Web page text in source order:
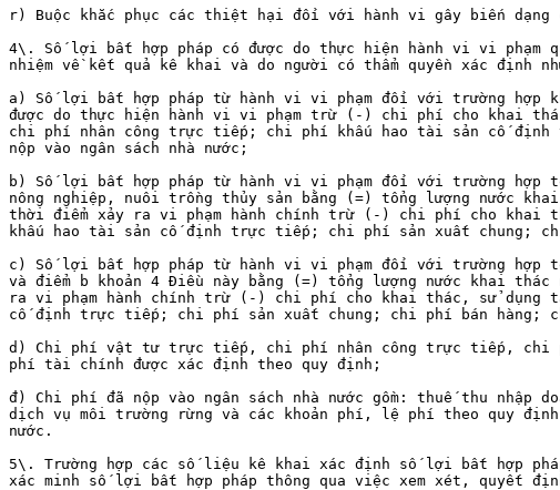
r) Buộc khắc phục các thiệt hại đối với hành vi gây biến dạng
4\. Số lợi bất hợp pháp có được do thực hiện hành vi vi
nhiệm về kết quả kê khai và do người có thẩm quyền xác định
a) Số lợi bất hợp pháp từ hành vi vi phạm đối với trường hợp
được do thực hiện hành vi vi phạm trừ (-) chi phí cho khai
chi phí nhân công trực tiếp; chi phí khấu hao tài sản cố
nộp vào ngân sách nhà nước;
b) Số lợi bất hợp pháp từ hành vi vi phạm đối với trường hợp
nông nghiệp, nuôi trồng thủy sản bằng (=) tổng lượng nước
thời điểm xảy ra vi phạm hành chính trừ (-) chi phí cho
khấu hao tài sản cố định trực tiếp; chi phí sản xuất chung;
c) Số lợi bất hợp pháp từ hành vi vi phạm đối với trường hợp
và điểm b khoản 4 Điều này bằng (=) tổng lượng nước khai
ra vi phạm hành chính trừ (-) chi phí cho khai thác, sử
cố định trực tiếp; chi phí sản xuất chung; chi phí bán hàng;
d) Chi phí vật tư trực tiếp, chi phí nhân công trực tiếp, chi
phí tài chính được xác định theo quy định;
đ) Chi phí đã nộp vào ngân sách nhà nước gồm: thuế thu
dịch vụ môi trường rừng và các khoản phí, lệ phí theo quy định
nước.
5\. Trường hợp các số liệu kê khai xác định số lợi bất hợp
xác minh số lợi bất hợp pháp thông qua việc xem xét, quyết